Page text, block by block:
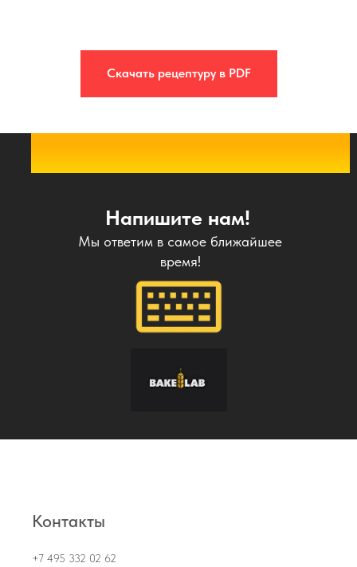
Скачать рецептуру в PDF
Напишите нам!
Мы ответим в самое ближайшее
время!
Контакты
+7 495 332 02 62